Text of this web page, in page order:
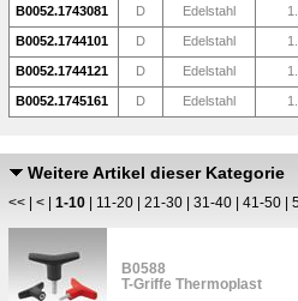
B0052.1743081 D Edelstahl
B0052.1744101 D Edelstahl
B0052.1744121 D Edelstahl
B0052.1745161 D Edelstahl
Weitere Artikel dieser Kategorie
<< < 1-10 11-20 21-30 31-40 41-50
B0588
T-Griffe Thermoplast